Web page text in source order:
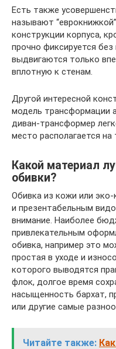
Есть также
называют
конструкции корпуса,
прочно фиксируется
выдвигаются только
вплотную к стенам.
Другой интересной
модель трансформации
диван-трансформер
место располагается
Какой материал
обивки?
Обивка из кожи или
и презентабельным
внимание. Наиболее
привлекательным
обивка, например это
простая в уходе и
которого выводятся
флок, долгое время
насыщенность бархат,
или другие самые
Читайте также: